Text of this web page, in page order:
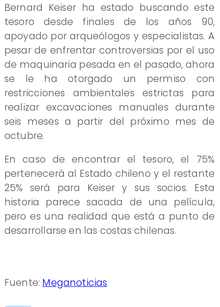
Bernard Keiser ha estado buscando este
tesoro desde finales de los años 90,
apoyado por arqueólogos y especialistas. A
pesar de enfrentar controversias por el uso
de maquinaria pesada en el pasado, ahora
se le ha otorgado un permiso con
restricciones ambientales estrictas para
realizar excavaciones manuales durante
seis meses a partir del próximo mes de
octubre.
En caso de encontrar el tesoro, el 75%
pertenecerá al Estado chileno y el restante
25% será para Keiser y sus socios. Esta
historia parece sacada de una película,
pero es una realidad que está a punto de
desarrollarse en las costas chilenas.
Fuente: Meganoticias